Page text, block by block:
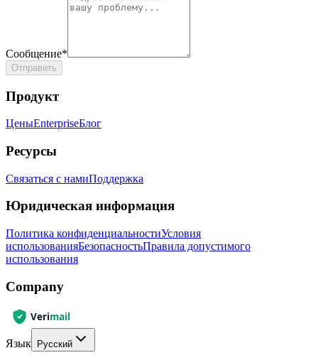
Сообщение*
Отправить
Продукт
ЦеныEnterpriseБлог
Ресурсы
Связаться с намиПоддержка
Юридическая информация
Политика конфиденциальностиУсловия
использованияБезопасностьПравила допустимого
использования
Company
Язык Русский